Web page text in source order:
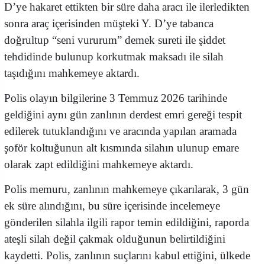
D’ye hakaret ettikten bir süre daha aracı ile ilerledikten
sonra araç içerisinden müşteki Y. D’ye tabanca
doğrultup “seni vururum” demek sureti ile şiddet
tehdidinde bulunup korkutmak maksadı ile silah
taşıdığını mahkemeye aktardı.
Polis olayın bilgilerine 3 Temmuz 2026 tarihinde
geldiğini aynı gün zanlının derdest emri gereği tespit
edilerek tutuklandığını ve aracında yapılan aramada
şoför koltuğunun alt kısmında silahın ulunup emare
olarak zapt edildiğini mahkemeye aktardı.
Polis memuru, zanlının mahkemeye çıkarılarak, 3 gün
ek süre alındığını, bu süre içerisinde incelemeye
gönderilen silahla ilgili rapor temin edildiğini, raporda
ateşli silah değil çakmak olduğunun belirtildiğini
kaydetti. Polis, zanlının suçlarını kabul ettiğini, ülkede